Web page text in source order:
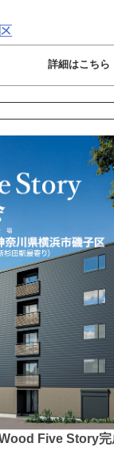
詳細はこちら
Five Story完